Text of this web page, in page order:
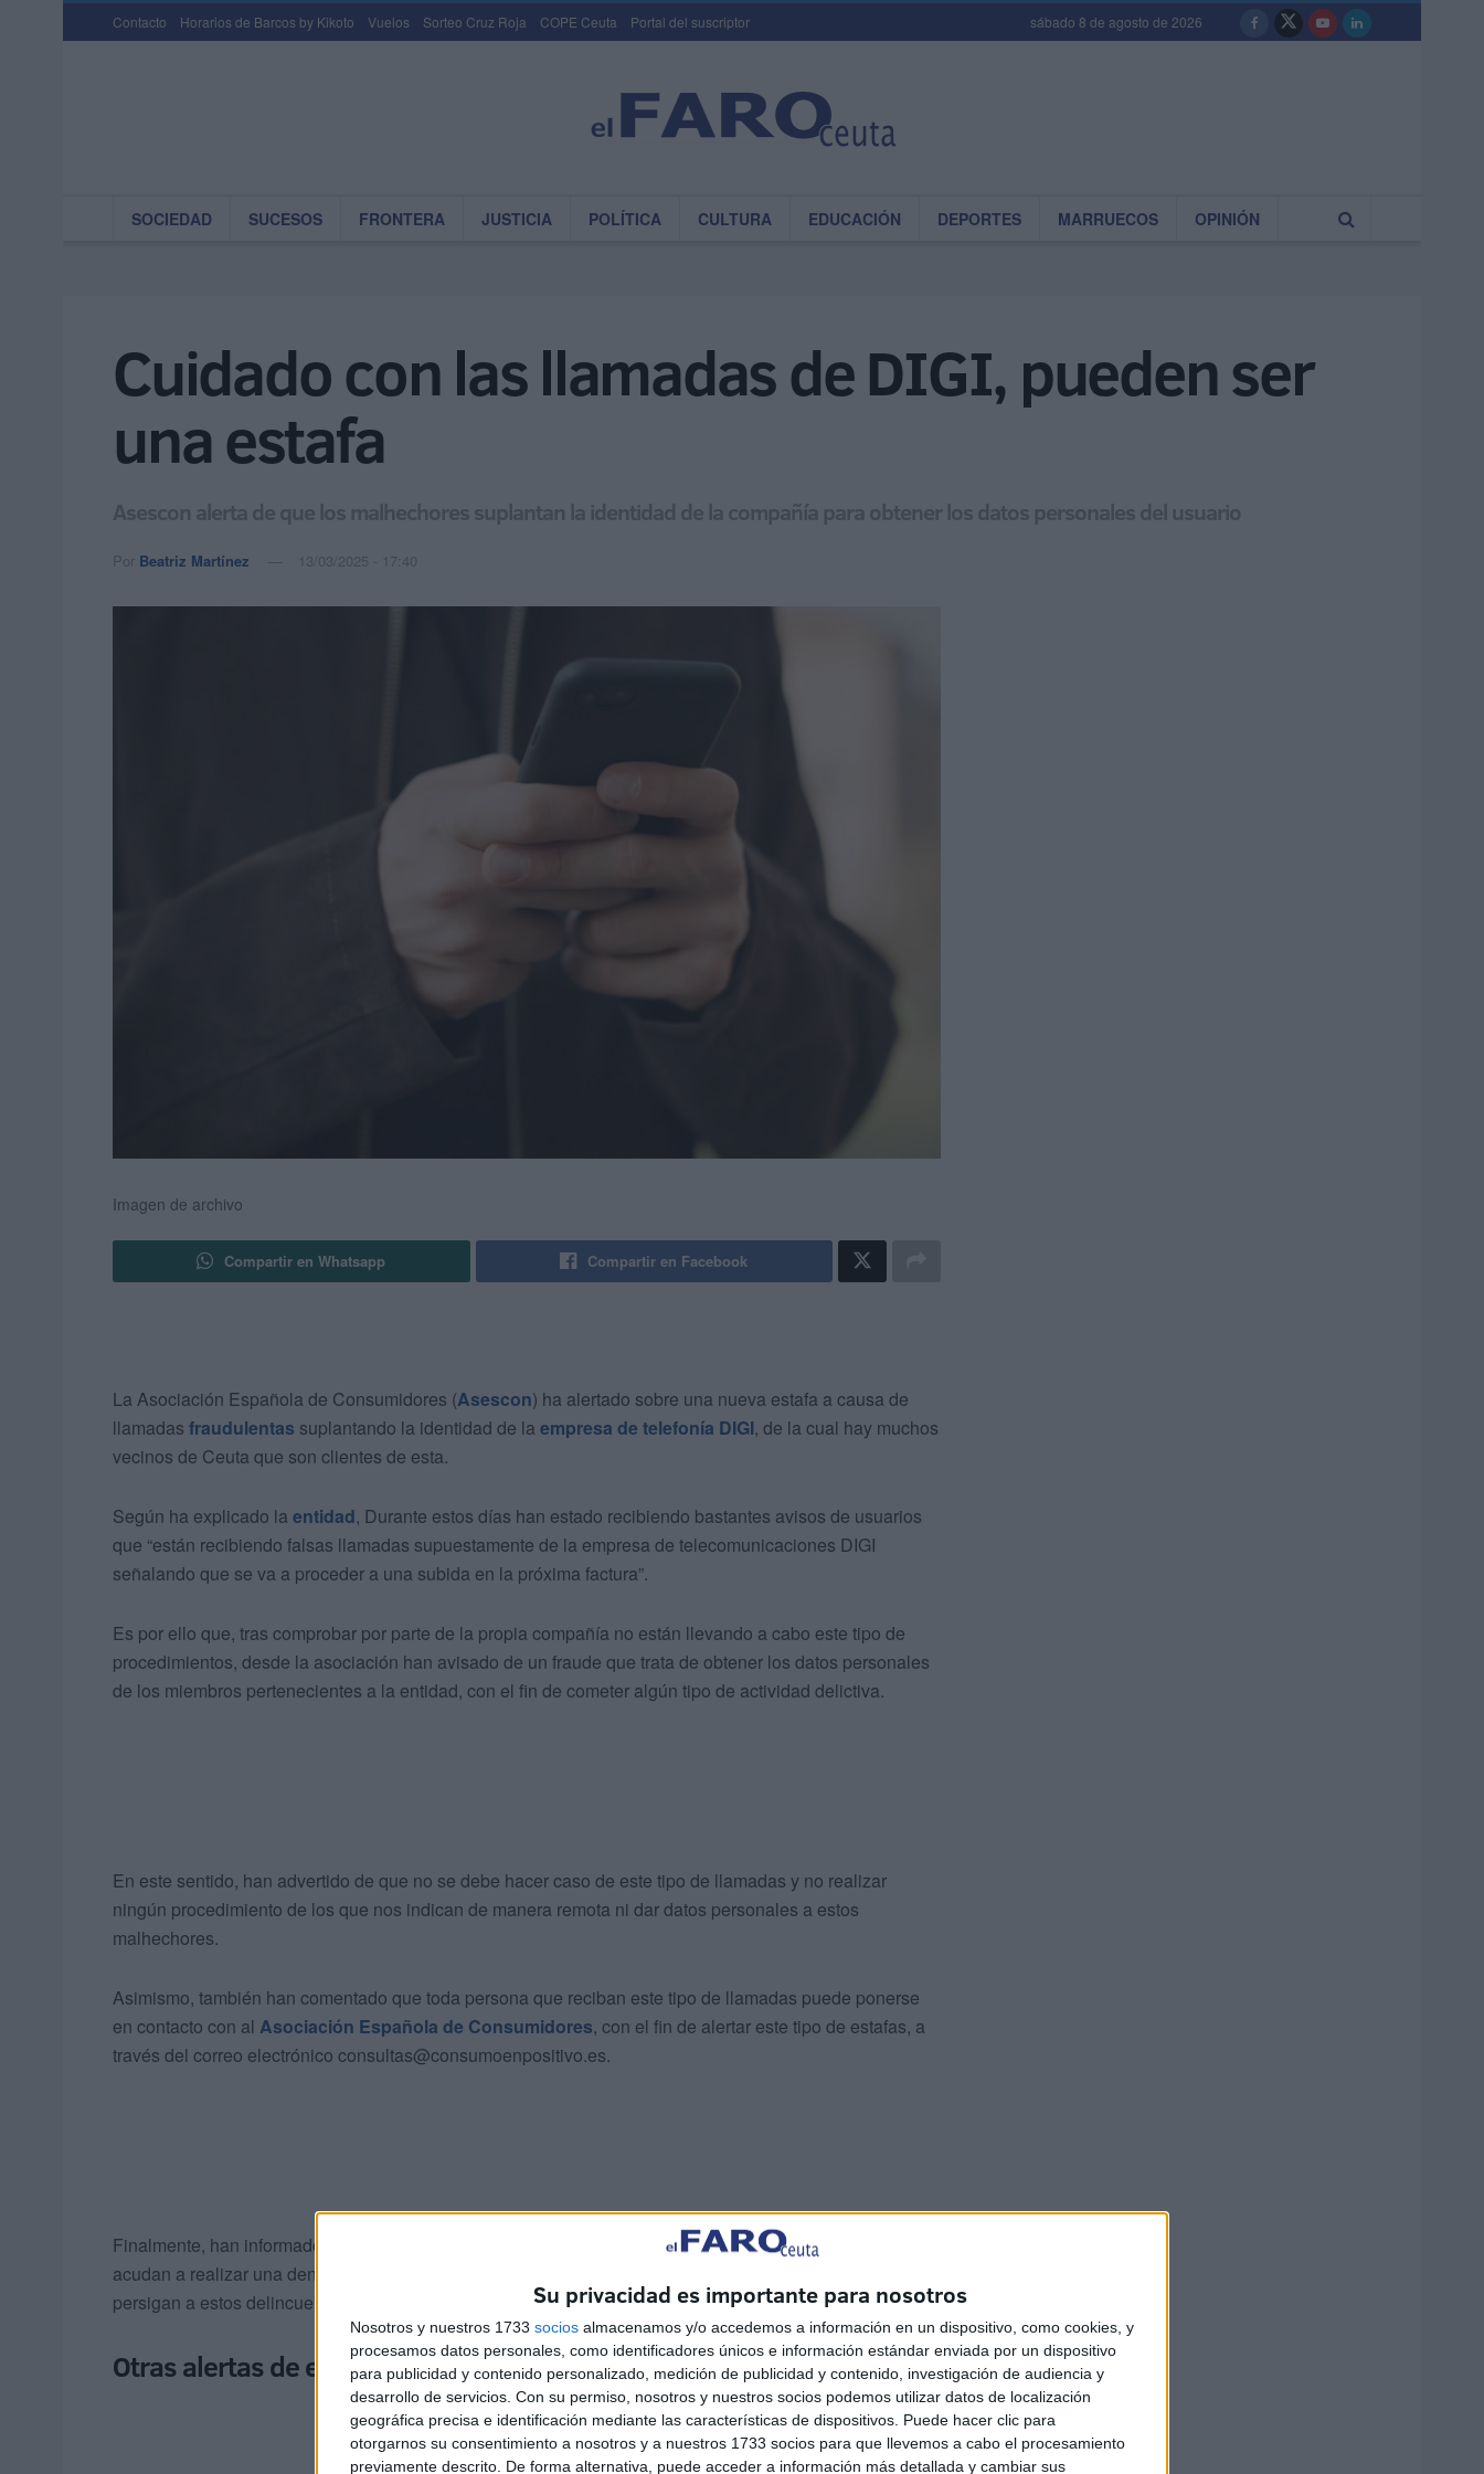
Su privacidad es importante para nosotros
Nosotros y nuestros 1733 socios almacenamos y/o accedemos a información en un dispositivo, como cookies, y
procesamos datos personales, como identificadores únicos e información estándar enviada por un dispositivo
para publicidad y contenido personalizado, medición de publicidad y contenido, investigación de audiencia y
desarrollo de servicios. Con su permiso, nosotros y nuestros socios podemos utilizar datos de localización
geográfica precisa e identificación mediante las características de dispositivos. Puede hacer clic para
otorgarnos su consentimiento a nosotros y a nuestros 1733 socios para que llevemos a cabo el procesamiento
previamente descrito. De forma alternativa, puede acceder a información más detallada y cambiar sus
Contacto Horarios de Barcos by Kikoto Vuelos Sorteo Cruz Roja COPE Ceuta Portal del suscriptor sábado 8 de agosto de 2026
SOCIEDAD SUCESOS FRONTERA JUSTICIA POLÍTICA CULTURA EDUCACIÓN DEPORTES MARRUECOS OPINIÓN
Cuidado con las llamadas de DIGI, pueden ser
una estafa
Asescon alerta de que los malhechores suplantan la identidad de la compañía para obtener los datos personales del usuario
Por Beatriz Martínez 13/03/2025 - 17:40
Imagen de archivo
Compartir en Whatsapp Compartir en Facebook
La Asociación Española de Consumidores (Asescon) ha alertado sobre una nueva estafa a causa de
llamadas fraudulentas suplantando la identidad de la empresa de telefonía DIGI, de la cual hay muchos
vecinos de Ceuta que son clientes de esta.
Según ha explicado la entidad, Durante estos días han estado recibiendo bastantes avisos de usuarios
que “están recibiendo falsas llamadas supuestamente de la empresa de telecomunicaciones DIGI
señalando que se va a proceder a una subida en la próxima factura”.
Es por ello que, tras comprobar por parte de la propia compañía no están llevando a cabo este tipo de
procedimientos, desde la asociación han avisado de un fraude que trata de obtener los datos personales
de los miembros pertenecientes a la entidad, con el fin de cometer algún tipo de actividad delictiva.
En este sentido, han advertido de que no se debe hacer caso de este tipo de llamadas y no realizar
ningún procedimiento de los que nos indican de manera remota ni dar datos personales a estos
malhechores.
Asimismo, también han comentado que toda persona que reciban este tipo de llamadas puede ponerse
en contacto con al Asociación Española de Consumidores, con el fin de alertar este tipo de estafas, a
través del correo electrónico consultas@consumoenpositivo.es.
Finalmente, han informado de que, si hemos sido víctimas de este tipo de acto delictivo, aconsejan que
acudan a realizar una denuncia inmediata a las Fuerzas y Cuerpos de seguridad del Estado para que
persigan a estos delincuentes.
Otras alertas de estafa